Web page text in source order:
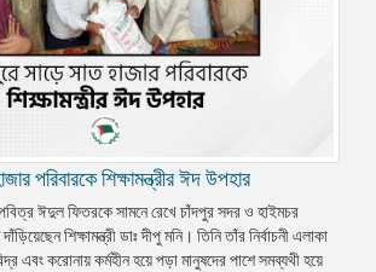
পরিবারকে শিক্ষামন্ত্রীর ঈদ উপহার
ঈদুল ফিতরকে সামনে রেখে চাঁদপুর সদর ও হাইমচর
শিক্ষামন্ত্রী ডাঃ দীপু মনি। তিনি তাঁর নির্বাচনী এলাকা
এবং করোনায় কর্মহীন হয়ে পড়া মানুষদের পাশে সমব্যথী হয়ে